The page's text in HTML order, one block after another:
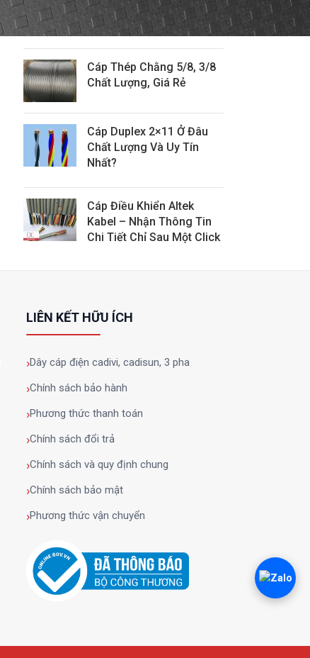
Cấu Tạo, Phân Loại Và Địa Chỉ Mua Uy
Tín
Cáp Thép Chằng 5/8, 3/8
Chất Lượng, Giá Rẻ
Cáp Duplex 2×11 Ở Đâu
Chất Lượng Và Uy Tín
Nhất?
Cáp Điều Khiển Altek
Kabel – Nhận Thông Tin
Chi Tiết Chỉ Sau Một Click
LIÊN KẾT HỮU ÍCH
Dây cáp điện cadivi, cadisun, 3 pha
Chính sách bảo hành
Phương thức thanh toán
Chính sách đổi trả
Chính sách và quy định chung
Chính sách bảo mật
Phương thức vận chuyển